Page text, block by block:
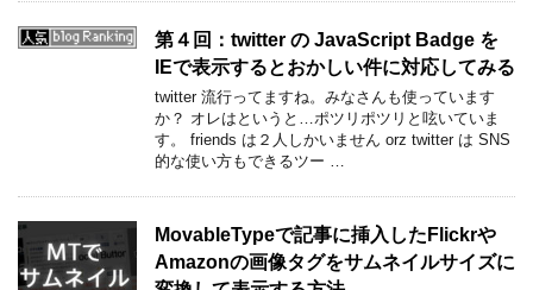
第４回：twitter の JavaScript Badge を
IEで表示するとおかしい件に対応してみる
twitter 流行ってますね。みなさんも使っています
か？ オレはというと…ポツリポツリと呟いていま
す。 friends は２人しかいません orz twitter は SNS
的な使い方もできるツー …
MovableTypeで記事に挿入したFlickrや
Amazonの画像タグをサムネイルサイズに